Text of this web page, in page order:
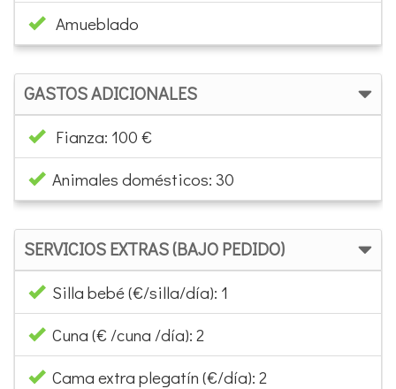
Amueblado
GASTOS ADICIONALES
Fianza: 100 €
Animales domésticos: 30
SERVICIOS EXTRAS (BAJO PEDIDO)
Silla bebé (€/silla/día): 1
Cuna (€ /cuna /día): 2
Cama extra plegatín (€/día): 2